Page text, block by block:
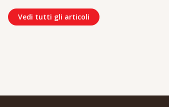
Vedi tutti gli articoli